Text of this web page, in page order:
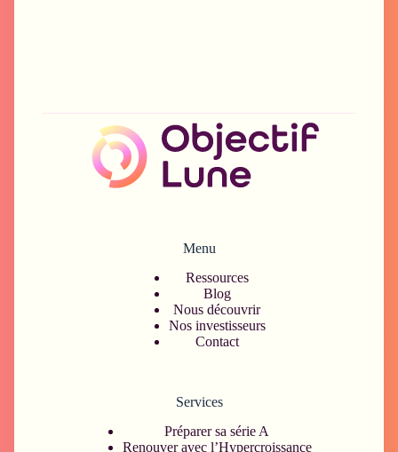
Menu
Ressources
Blog
Nous découvrir
Nos investisseurs
Contact
Services
Préparer sa série A
Renouver avec l’Hypercroissance